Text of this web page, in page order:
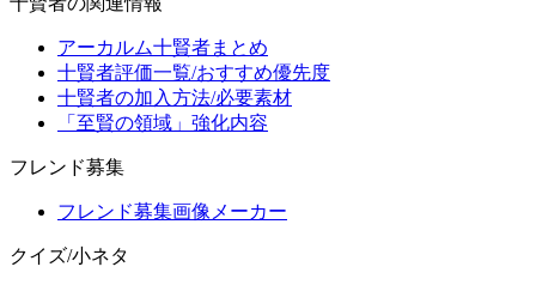
アーカルム十賢者まとめ
十賢者評価一覧/おすすめ優先度
十賢者の加入方法/必要素材
「至賢の領域」強化内容
フレンド募集
フレンド募集画像メーカー
クイズ/小ネタ